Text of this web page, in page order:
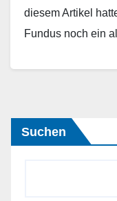
diesem Artikel
Fundus noch ein
Suchen